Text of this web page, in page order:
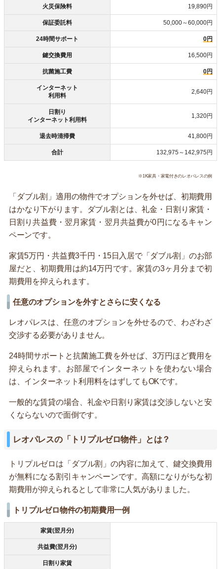
火災保険料 19,890円
保証委託料 50,000～60,000円
24時間サポート 0円
鍵交換費用 16,500円
抗菌施工費 0円
インターネット
利用料
2,640円
日割り
インターネット利用料
1,320円
退去時清掃費 41,800円
合計 132,975～142,975円
※1K家具・家電付きのレオパレスの例
「ダブル割」適用の物件でオプションを外せば、初期費用
はかなり下がります。ダブル割とは、礼金・日割り家賃・
日割り共益費・翌月家賃・翌月共益費が0円になるキャン
ペーンです。
家賃5万円・共益費3千円・15日入居で「ダブル割」のお部
屋だと、初期費用は約14万円です。家賃の3ヶ月分まで初
期費用を抑えられます。
任意のオプションを外すとさらに安くなる
レオパレスは、任意のオプションを外せるので、わざわざ
交渉する必要がありません。
24時間サポートと抗菌施工費を外せば、3万円ほど費用を
抑えられます。お部屋でインターネットを使わない場合
は、インターネット利用料をはずしてもOKです。
一般的な賃貸の場合、礼金や日割り家賃は交渉しないと安
くならないので面倒です。
レオパレスの「トリプルゼロ物件」とは？
トリプルゼロは「ダブル割」の内容に加えて、鍵交換費用
が無料になる割引キャンペーンです。高額になりがちな初
期費用が抑えられるとして非常に人気がありました。
トリプルゼロ物件の初期費用一例
家賃(翌月分)
共益費(翌月分)
日割り家賃